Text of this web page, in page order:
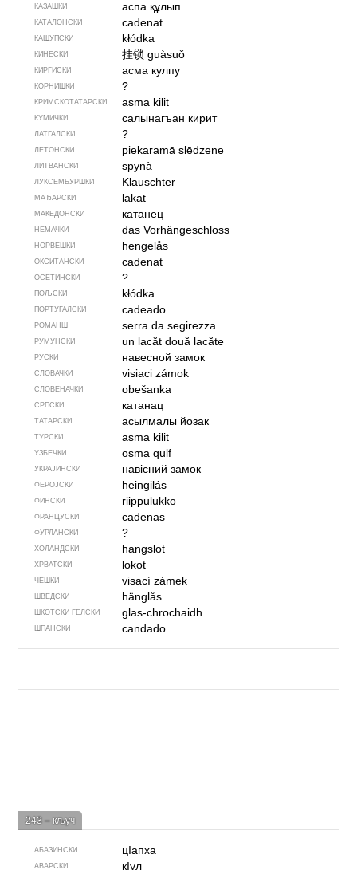
КАЗАШКИ аспа құлып
КАТАЛОНСКИ cadenat
КАШУПСКИ kłódka
КИНЕСКИ 挂锁guàsuǒ
КИРГИСКИ асма кулпу
КОРНИШКИ ?
КРИМСКОТАТАРСКИ asma kilit
КУМИЧКИ салынагъан кирит
ЛАТГАЛСКИ ?
ЛЕТОНСКИ piekaramā slēdzene
ЛИТВАНСКИ spynà
ЛУКСЕМБУРШКИ Klauschter
МАЂАРСКИ lakat
МАКЕДОНСКИ катанец
НЕМАЧКИ das Vorhängeschloss
НОРВЕШКИ hengelås
ОКСИТАНСКИ cadenat
ОСЕТИНСКИ ?
ПОЉСКИ kłódka
ПОРТУГАЛСКИ cadeado
РОМАНШ serra da segirezza
РУМУНСКИ un lacătdouă lacăte
РУСКИ навесной замок
СЛОВАЧКИ visiaci zámok
СЛОВЕНАЧКИ obešanka
СРПСКИ катанац
ТАТАРСКИ асылмалы йозак
ТУРСКИ asma kilit
УЗБЕЧКИ osma qulf
УКРАЈИНСКИ навісний замок
ФЕРОЈСКИ heingilás
ФИНСКИ riippulukko
ФРАНЦУСКИ cadenas
ФУРЛАНСКИ ?
ХОЛАНДСКИ hangslot
ХРВАТСКИ lokot
ЧЕШКИ visací zámek
ШВЕДСКИ hänglås
ШКОТСКИ ГЕЛСКИ glas-chrochaidh
ШПАНСКИ candado
243 – кључ
АБАЗИНСКИ цIапха
АВАРСКИ кIул